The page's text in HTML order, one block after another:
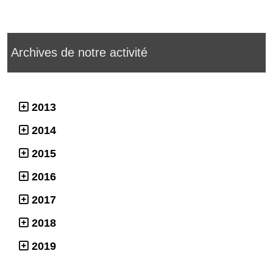
Archives de notre activité
2013
2014
2015
2016
2017
2018
2019